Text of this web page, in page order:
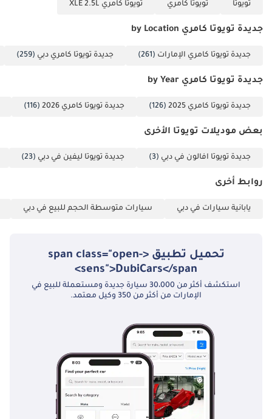
تويوتا تويوتا كامري تويوتا كامري XLE 2.5L
جديدة تويوتا كامري by Location
جديدة تويوتا كامري الإمارات (261) جديدة تويوتا كامري دبي (259)
جديدة تويوتا كامري by Year
جديدة تويوتا كامري 2025 (126) جديدة تويوتا كامري 2026 (116)
بعض موديلات تويوتا الأخرى
جديدة تويوتا افالون في دبي (3) جديدة تويوتا ليفين في دبي (23)
روابط أخرى
يابانية سيارات في دبي سيارات متوسطة الحجم للبيع في دبي
تحميل تطبيق <span class="open-
sens">DubiCars</span>
استكشف أكثر من 30،000 سيارة جديدة ومستعملة للبيع في
الإمارات من أكثر من 350 وكيل معتمد.